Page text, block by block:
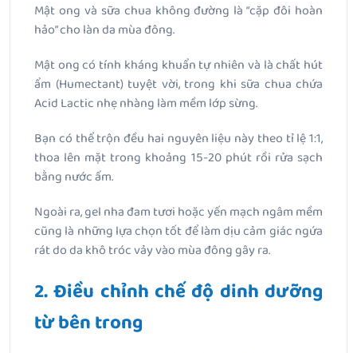
Mật ong và sữa chua không đường là “cặp đôi hoàn
hảo” cho làn da mùa đông.
Mật ong có tính kháng khuẩn tự nhiên và là chất hút
ẩm (Humectant) tuyệt vời, trong khi sữa chua chứa
Acid Lactic nhẹ nhàng làm mềm lớp sừng.
Bạn có thể trộn đều hai nguyên liệu này theo tỉ lệ 1:1,
thoa lên mặt trong khoảng 15-20 phút rồi rửa sạch
bằng nước ấm.
Ngoài ra, gel nha đam tươi hoặc yến mạch ngâm mềm
cũng là những lựa chọn tốt để làm dịu cảm giác ngứa
rát do da khô tróc vảy vào mùa đông gây ra.
2. Điều chỉnh chế độ dinh dưỡng
từ bên trong